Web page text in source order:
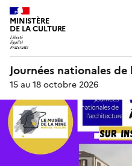
MINISTÈRE
DE LA CULTURE
Journées nationales
15 au 18 octobre 2026